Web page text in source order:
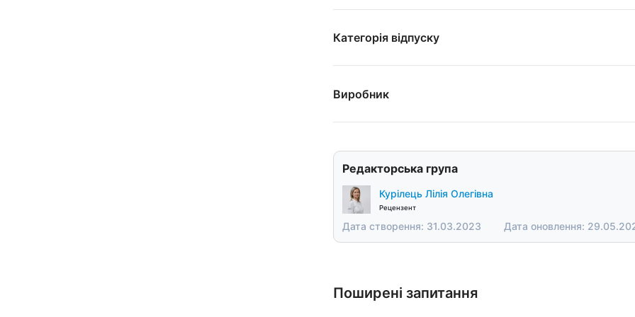
Категорія відпуску
Виробник
Редакторська група
Курілець Лілія Олегівна
Рецензент
Дата створення: 31.03.2023 Дата оновлення:
Поширені запитання